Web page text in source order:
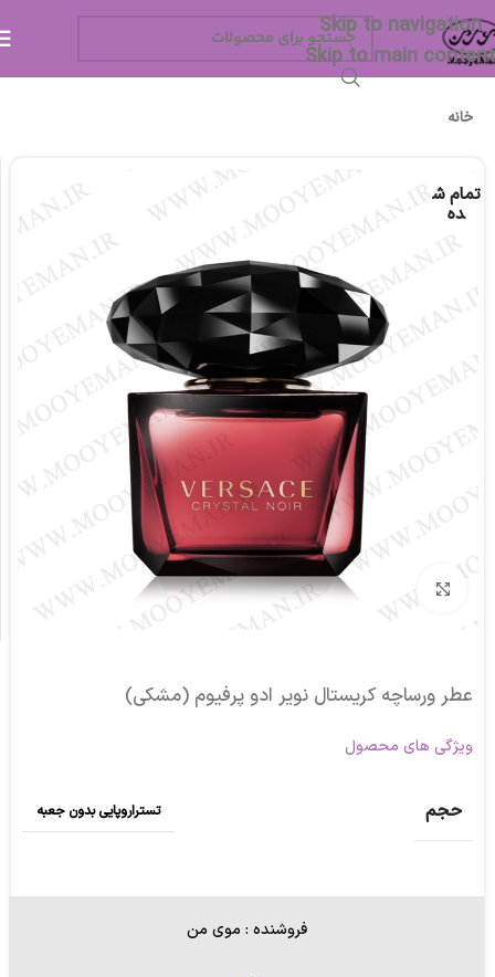
Skip to navigation
Skip to main content
خانه
تمام ش
ده
برای بزرگنمایی کلیک کنید
عطر ورساچه کریستال نویر ادو پرفیوم (مشکی)
ویژگی های محصول
حجم تستراروپایی بدون جعبه
فروشنده : موی من